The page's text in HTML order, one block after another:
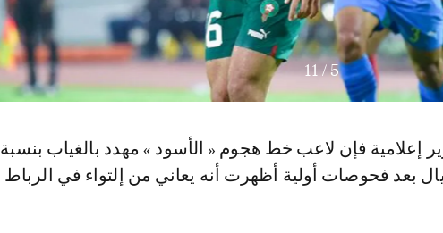
5
/
11
إعلامية فإن لاعب خط هجوم « الأسود » مهدد بالغياب بنسبة
بعد فحوصات أولية أظهرت أنه يعاني من إلتواء في الرباط